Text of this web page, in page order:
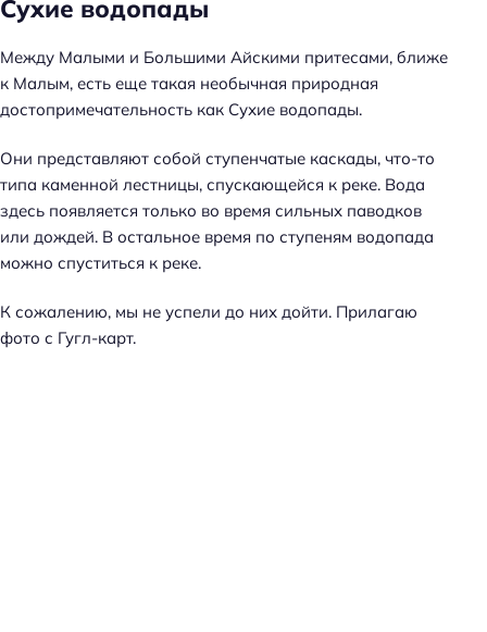
Сухие водопады
Между Малыми и Большими Айскими притесами, ближе
к Малым, есть еще такая необычная природная
достопримечательность как Сухие водопады.
Они представляют собой ступенчатые каскады, что-то
типа каменной лестницы, спускающейся к реке. Вода
здесь появляется только во время сильных паводков
или дождей. В остальное время по ступеням водопада
можно спуститься к реке.
К сожалению, мы не успели до них дойти. Прилагаю
фото с Гугл-карт.